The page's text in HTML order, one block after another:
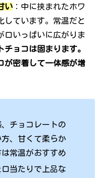
い ：中に挟まれたホワ
しています。常温だと
口いっぱいに広がりま
ョコは固まります。
が密着して一体感が増
チョコレートの
、甘くて柔らか
常温がおすすめ
当たりで上品な